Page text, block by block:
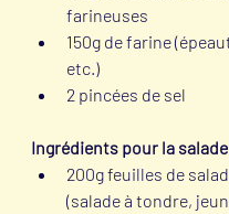
farineuses
150g de farine
etc.)
2 pincées de sel
Ingrédients pour la salade
200g feuilles de
(salade à tondre,